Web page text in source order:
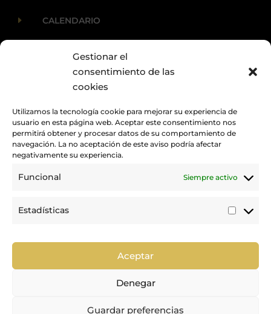
Gestionar el
consentimiento de las
cookies
Utilizamos la tecnología cookie para mejorar su experiencia de
usuario en esta página web. Aceptar este consentimiento nos
permitirá obtener y procesar datos de su comportamiento de
navegación. La no aceptación de este aviso podría afectar
negativamente su experiencia.
Funcional Siempre activo
Estadísticas
Aceptar
Denegar
Guardar preferencias
E CALENDARIO
ACTUALIDAD
Promovemos y desarrollamos la práctica de la hípica en Canarias.